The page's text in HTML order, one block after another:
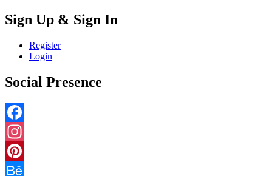
Sign Up & Sign In
Register
Login
Social Presence
Facebook
Instagram
Pinterest